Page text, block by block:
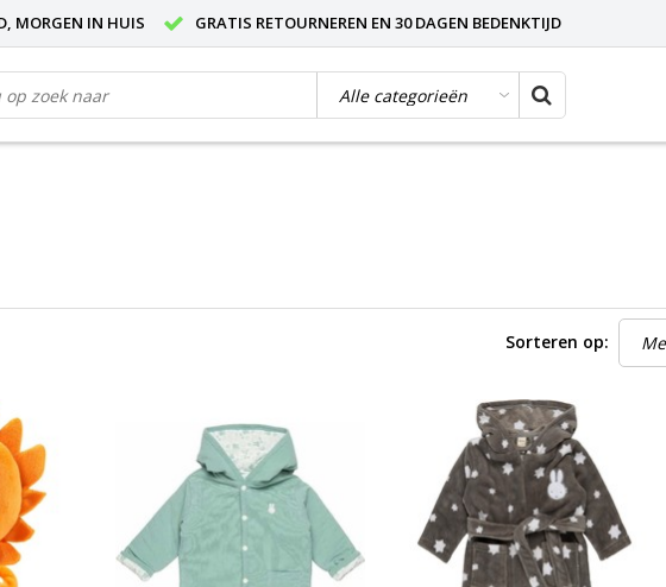
MORGEN IN HUIS GRATIS RETOURNEREN EN 30 DAGEN BEDENKTIJD
Sorteren op: